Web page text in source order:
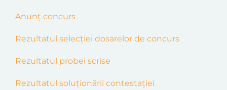
Anunț concurs
Rezultatul selecţiei dosarelor de concurs
Rezultatul probei scrise
Rezultatul soluționării contestației